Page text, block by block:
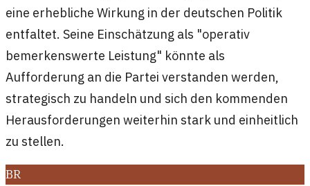
eine erhebliche Wirkung in der deutschen Politik
entfaltet. Seine Einschätzung als "operativ
bemerkenswerte Leistung" könnte als
Aufforderung an die Partei verstanden werden,
strategisch zu handeln und sich den kommenden
Herausforderungen weiterhin stark und einheitlich
zu stellen.
BR